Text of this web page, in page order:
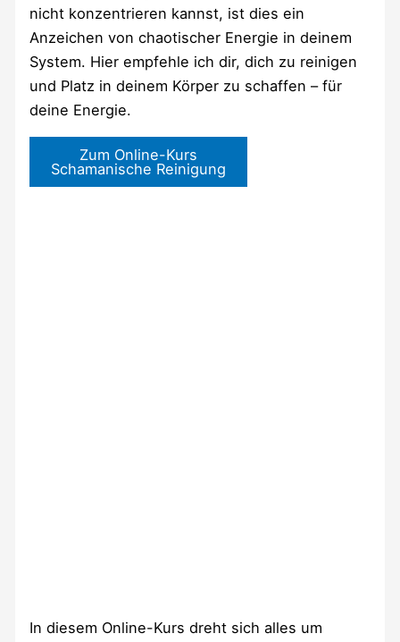
nicht konzentrieren kannst, ist dies ein
Anzeichen von chaotischer Energie in deinem
System. Hier empfehle ich dir, dich zu reinigen
und Platz in deinem Körper zu schaffen – für
deine Energie.
Zum Online-Kurs
Schamanische Reinigung
In diesem Online-Kurs dreht sich alles um